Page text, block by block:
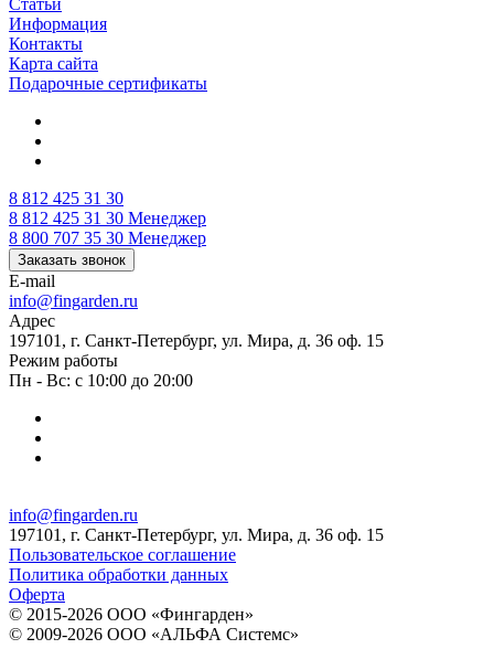
Статьи
Информация
Контакты
Карта сайта
Подарочные сертификаты
8 812 425 31 30
8 812 425 31 30 Менеджер
8 800 707 35 30 Менеджер
Заказать звонок
E-mail
info@fingarden.ru
Адрес
197101, г. Санкт-Петербург, ул. Мира, д. 36 оф. 15
Режим работы
Пн - Вс: с 10:00 до 20:00
info@fingarden.ru
197101, г. Санкт-Петербург, ул. Мира, д. 36 оф. 15
Пользовательское соглашение
Политика обработки данных
Оферта
© 2015-2026 ООО «Фингарден»
© 2009-2026 ООО «АЛЬФА Системс»